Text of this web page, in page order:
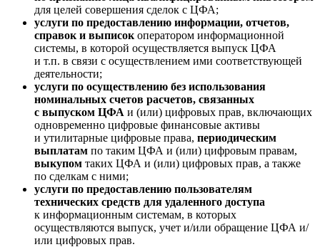
для целей совершения сделок с ЦФА;
услуги по предоставлению информации, отчетов,
справок и выписок оператором информационной
системы, в которой осуществляется выпуск ЦФА
и т.п. в связи с осуществлением ими соответствующей
деятельности;
услуги по осуществлению без использования
номинальных счетов расчетов, связанных
с выпуском ЦФА и (или) цифровых прав, включающих
одновременно цифровые финансовые активы
и утилитарные цифровые права, периодическим
выплатам по таким ЦФА и (или) цифровым правам,
выкупом таких ЦФА и (или) цифровых прав, а также
по сделкам с ними;
услуги по предоставлению пользователям
технических средств для удаленного доступа
к информационным системам, в которых
осуществляются выпуск, учет и/или обращение ЦФА и/
или цифровых прав.